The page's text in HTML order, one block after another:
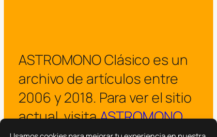
ASTROMONO Clásico es un
archivo de artículos entre
2006 y 2018. Para ver el sitio
actual, visitaASTROMONO.